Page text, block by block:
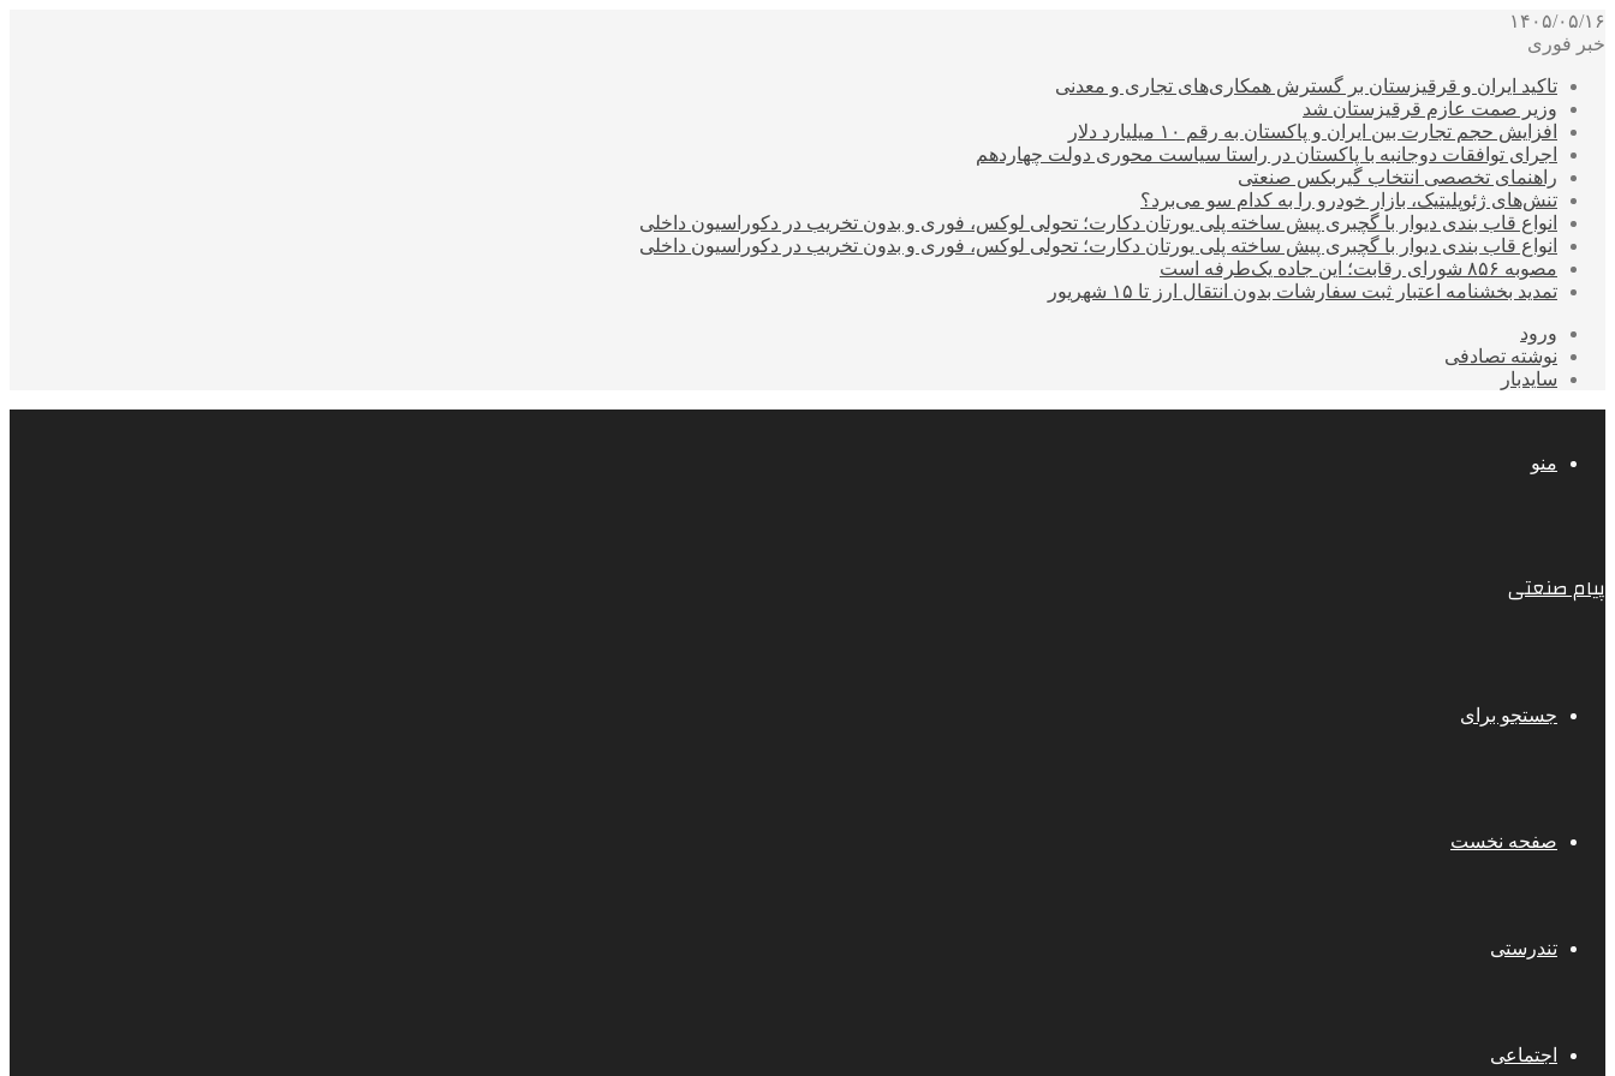
۱۴۰۵/۰۵/۱۶
خبر فوری
تاکید ایران و قرقیزستان بر گسترش همکاری‌های تجاری و معدنی
وزیر صمت عازم قرقیزستان شد
افزایش حجم تجارت بین ایران و پاکستان به رقم ۱۰ میلیارد دلار
اجرای توافقات دوجانبه با پاکستان در راستا سیاست محوری دولت چهاردهم
راهنمای تخصصی انتخاب گیربکس صنعتی
تنش‌های ژئوپلیتیک، بازار خودرو را به کدام سو می‌برد؟
انواع قاب بندی دیوار با گچبری پیش ساخته پلی یورتان دکارت؛ تحولی لوکس، فوری و بدون تخریب در دکوراسیون داخلی
انواع قاب بندی دیوار با گچبری پیش ساخته پلی یورتان دکارت؛ تحولی لوکس، فوری و بدون تخریب در دکوراسیون داخلی
مصوبه ۸۵۶ شورای رقابت؛ این جاده یک‌طرفه است
تمدید بخشنامه اعتبار ثبت سفارشات بدون انتقال ارز تا ۱۵ شهریور
ورود
نوشته تصادفی
سایدبار
منو
پیام صنعتی
جستجو برای
صفحه نخست
تندرستی
اجتماعی